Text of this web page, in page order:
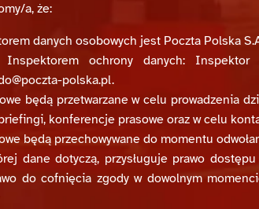
a, że:
danych osobowych jest Poczta Polska
ochrony danych:
polska.pl.
będą przetwarzane w celu prowadzenia
konferencje prasowe oraz w celu
będą przechowywane do momentu
dane dotyczą, przysługuje prawo
do cofnięcia zgody w dowolnym